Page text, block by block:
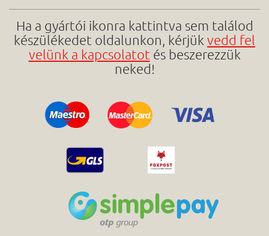
Ha a gyártói ikonra kattintva sem találod
készülékedet oldalunkon, kérjük vedd fel
velünk a kapcsolatot és beszerezzük
neked!